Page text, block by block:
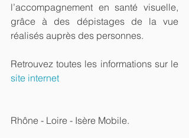
l’accompagnement en santé visuelle,
grâce à des dépistages de la vue
réalisés auprès des personnes.
site internet
Rhône - Loire - Isère Mobile.